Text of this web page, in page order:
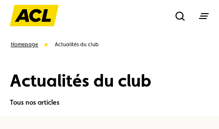
Rechercher
Homepage Actualités du club
Actualités du club
Tous nos articles